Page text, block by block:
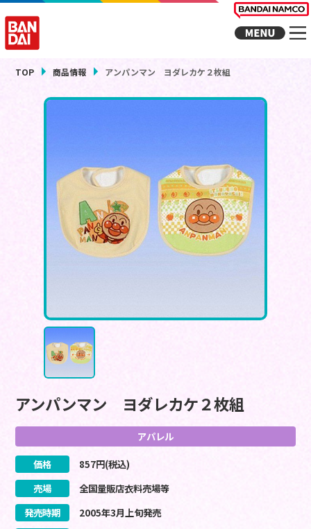
TOP 商品情報 アンパンマン ヨダレカケ２枚組
アンパンマン ヨダレカケ２枚組
アパレル
価格 857円(税込)
売場
全国量販店衣料売場等
発売時期
2005年3月上旬発売